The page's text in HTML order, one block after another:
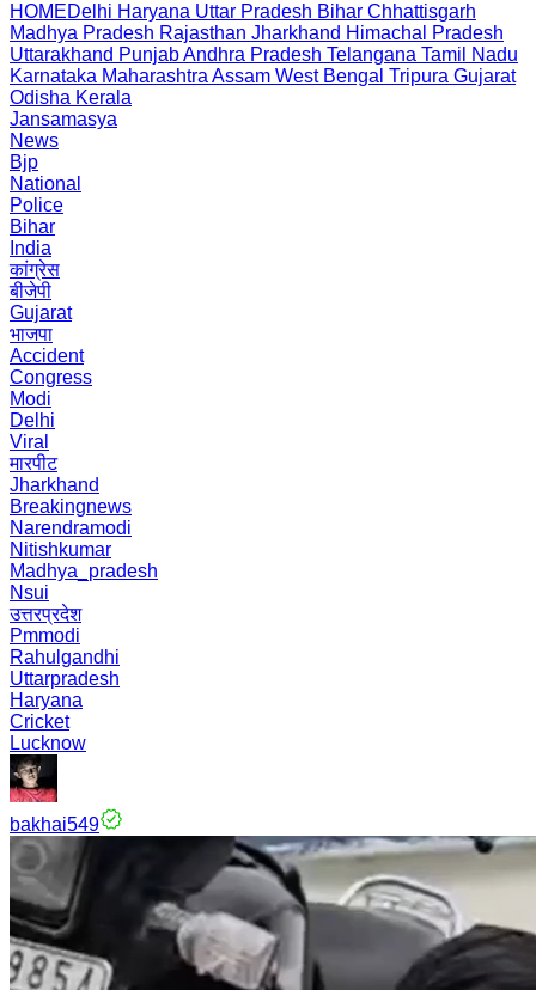
HOMEDelhi Haryana Uttar Pradesh Bihar Chhattisgarh
Madhya Pradesh Rajasthan Jharkhand Himachal Pradesh
Uttarakhand PunjabAndhra Pradesh Telangana Tamil Nadu
Karnataka Maharashtra Assam West Bengal Tripura Gujarat
Odisha Kerala
Jansamasya
News
Bjp
National
Police
Bihar
India
कांग्रेस
बीजेपी
Gujarat
भाजपा
Accident
Congress
Modi
Delhi
Viral
मारपीट
Jharkhand
Breakingnews
Narendramodi
Nitishkumar
Madhya_pradesh
Nsui
उत्तरप्रदेश
Pmmodi
Rahulgandhi
Uttarpradesh
Haryana
Cricket
Lucknow
bakhai549